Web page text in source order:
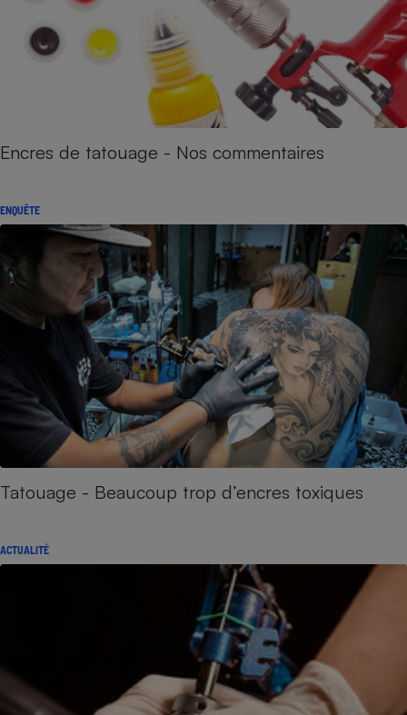
Encres de tatouage - Nos commentaires
ENQUÊTE
Tatouage - Beaucoup trop d’encres toxiques
ACTUALITÉ